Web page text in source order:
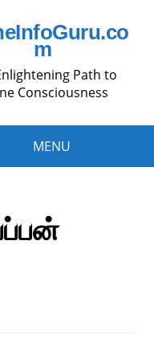
m
Path to
Consciousness
MENU